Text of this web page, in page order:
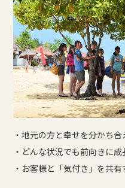
・地元の方と幸せを分かち
・どんな状況でも前向きに
・お客様と「気付き」を共